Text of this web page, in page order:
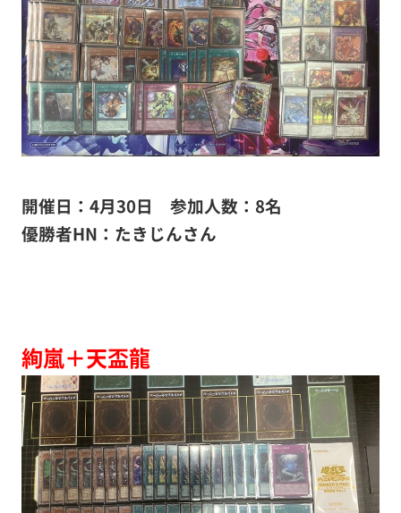
開催日：4月30日 参加人数：8名
優勝者HN：たきじんさん
絢嵐＋天盃龍